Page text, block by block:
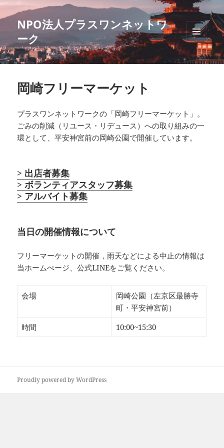
NPO法人プラスワンネットワ
ーク
メニュ
ーとウ
ィジェ
岡崎フリーマーケット
プラスワンネットワークの「岡崎フリーマーケット」。
ごみの削減（リユース・リデュース）への取り組みの一
環として、平安神宮前の岡崎公園で開催しています。
> 出店者募集
> ボランティアスタッフ募集
> アルバイト募集
当日の開催情報について
フリーマーケットの開催，雨天などによる中止の情報は
当ホームぺージ、公式LINEをご覧ください。
会場
岡崎公園（左京区最勝寺
町・平安神宮前）
時間
10:00~15:30
Proudly powered by WordPress